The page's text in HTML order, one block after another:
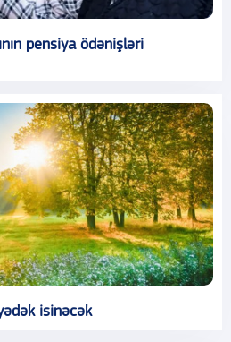
pensiya ödənişləri
isinəcək